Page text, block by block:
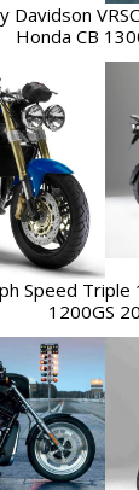
Davidson
Honda CB
Speed Triple
1200GS